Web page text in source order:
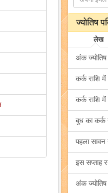
ज्योतिष
लेख
अंक